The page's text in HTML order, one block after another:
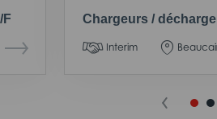
F Chargeurs /
Interim